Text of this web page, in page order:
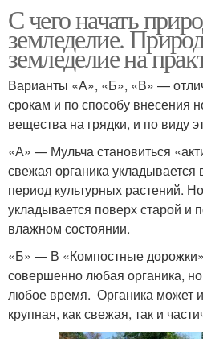
С чего начать
земледелие.
земледелие на
Варианты «А», «Б», «В» —
срокам и по способу внесения
вещества на грядки, и по виду
«А» — Мульча становиться
свежая органика укладывается
период культурных растений.
укладывается поверх старой и
влажном состоянии.
«Б» — В «Компостные
совершенно любая органика,
любое время. Органика может
крупная, как свежая, так и